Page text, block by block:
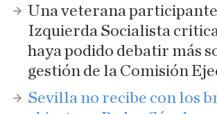
Una veterana
Izquierda Socialista
haya podido debatir más
gestión de la Comisión
Sevilla no recibe con los